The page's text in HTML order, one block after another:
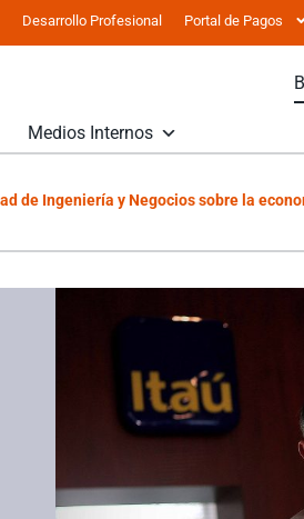
Desarrollo Profesional Portal de Pagos
Medios Internos
de Ingeniería y Negocios sobre la